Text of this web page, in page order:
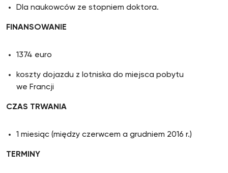
Dla naukowców ze stopniem doktora.
FINANSOWANIE
1374 euro
koszty dojazdu z lotniska do miejsca pobytu
we Francji
CZAS TRWANIA
1 miesiąc (między czerwcem a grudniem 2016 r.)
TERMINY